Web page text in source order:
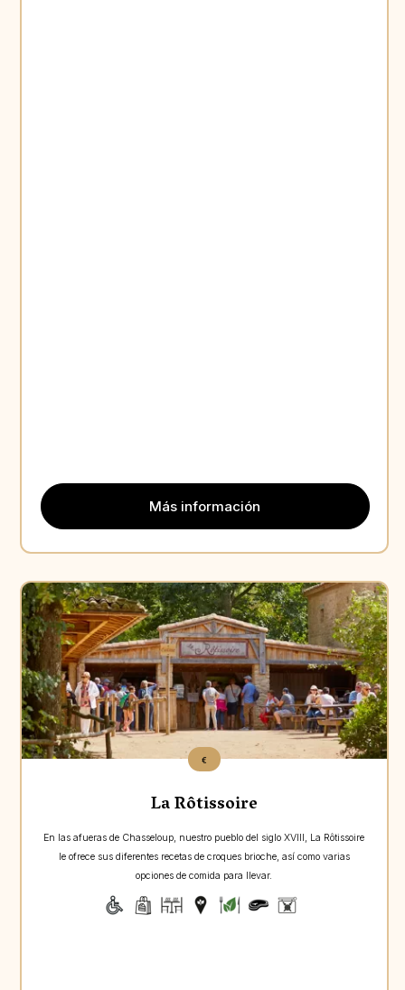
Más información
Aperçu
€
La Rôtissoire
En las afueras de Chasseloup, nuestro pueblo del siglo XVIII, La Rôtissoire
le ofrece sus diferentes recetas de croques brioche, así como varias
opciones de comida para llevar.